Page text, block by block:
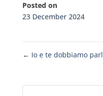
Posted on
23 December 2024
← Io e te dobbiamo